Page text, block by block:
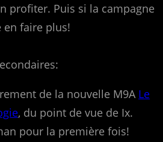
profiter. Puis si la campagne
en faire plus!
de la nouvelle M9A Le
, du point de vue de Ix.
pour la première fois!